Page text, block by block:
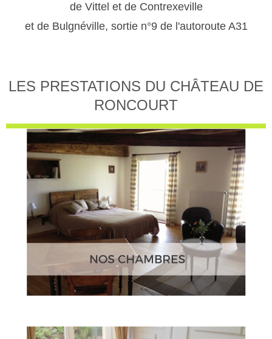
de Vittel et de Contrexeville
et de Bulgnéville, sortie n°9 de l'autoroute A31
LES PRESTATIONS DU CHÂTEAU DE
RONCOURT